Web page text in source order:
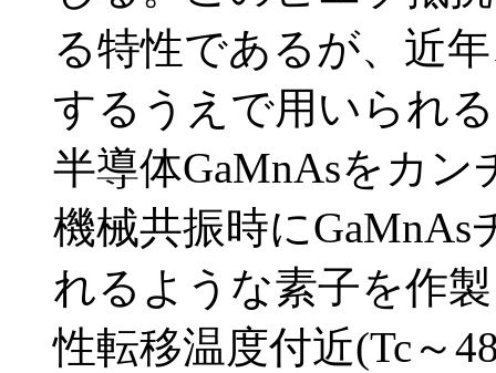
る特性であるが、近
するうえで用いられ
半導体GaMnAsをカ
機械共振時に
れるような素子を作
性転移温度付近(Tc～